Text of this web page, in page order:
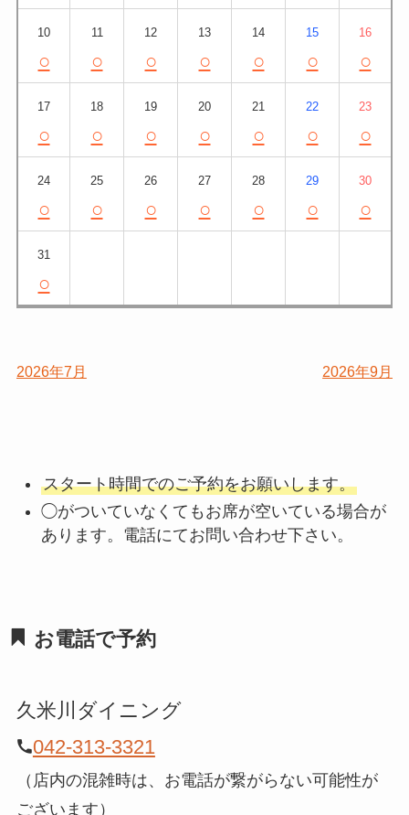
10
○
11
○
12
○
13
○
14
○
15
○
16
○
17
○
18
○
19
○
20
○
21
○
22
○
23
○
24
○
25
○
26
○
27
○
28
○
29
○
30
○
31
○
2026年7月 2026年9月
スタート時間でのご予約をお願いします。
◯がついていなくてもお席が空いている場合が
あります。電話にてお問い合わせ下さい。
お電話で予約
久米川ダイニング
042-313-3321
（店内の混雑時は、お電話が繋がらない可能性が
ございます）